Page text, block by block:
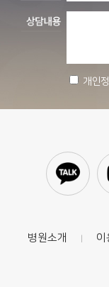
개인
병원소개 | 이